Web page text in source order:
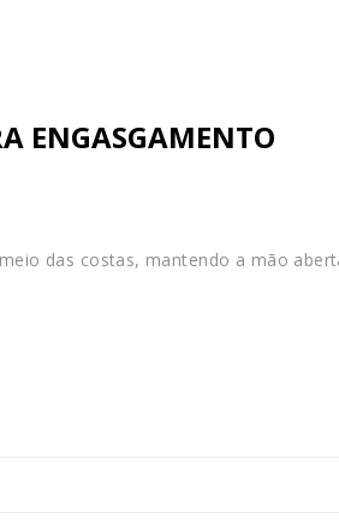
ENGASGAMENTO
das costas, mantendo a mão